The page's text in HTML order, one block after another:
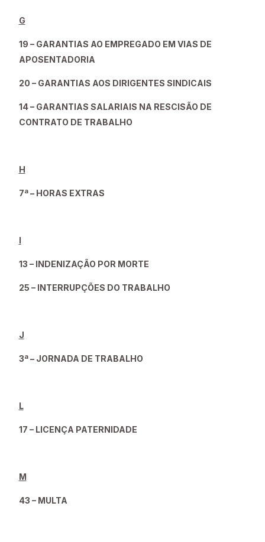
G
19 – GARANTIAS AO EMPREGADO EM VIAS DE
APOSENTADORIA
20 – GARANTIAS AOS DIRIGENTES SINDICAIS
14 – GARANTIAS SALARIAIS NA RESCISÃO DE
CONTRATO DE TRABALHO
H
7ª – HORAS EXTRAS
I
13 – INDENIZAÇÃO POR MORTE
25 – INTERRUPÇÕES DO TRABALHO
J
3ª – JORNADA DE TRABALHO
L
17 – LICENÇA PATERNIDADE
M
43 – MULTA